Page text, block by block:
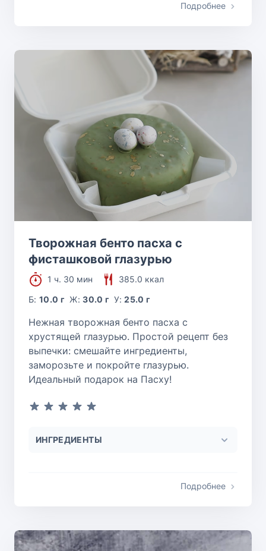
Подробнее
Творожная бенто пасха с
фисташковой глазурью
1 ч. 30 мин
385.0 ккал
Б:10.0 г Ж:30.0 г У:25.0 г
Нежная творожная бенто пасха с
хрустящей глазурью. Простой рецепт без
выпечки: смешайте ингредиенты,
заморозьте и покройте глазурью.
Идеальный подарок на Пасху!
ИНГРЕДИЕНТЫ
Подробнее